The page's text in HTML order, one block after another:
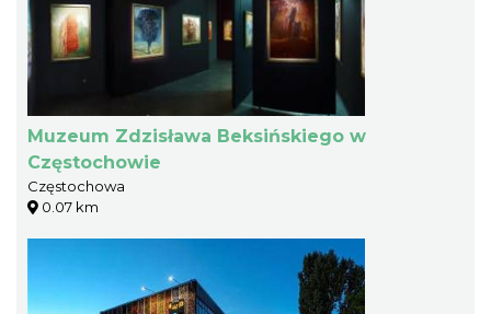
Muzeum Zdzisława Beksińskiego w
Częstochowie
Częstochowa
0.07 km